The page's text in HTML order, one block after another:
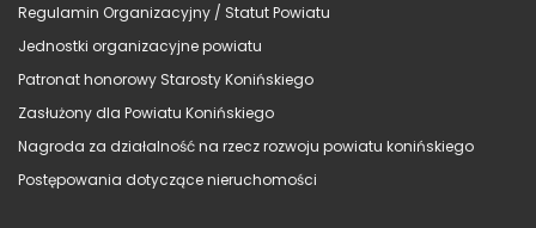
Regulamin Organizacyjny / Statut Powiatu
Jednostki organizacyjne powiatu
Patronat honorowy Starosty Konińskiego
Zasłużony dla Powiatu Konińskiego
Nagroda za działalność na rzecz rozwoju powiatu konińskiego
Postępowania dotyczące nieruchomości